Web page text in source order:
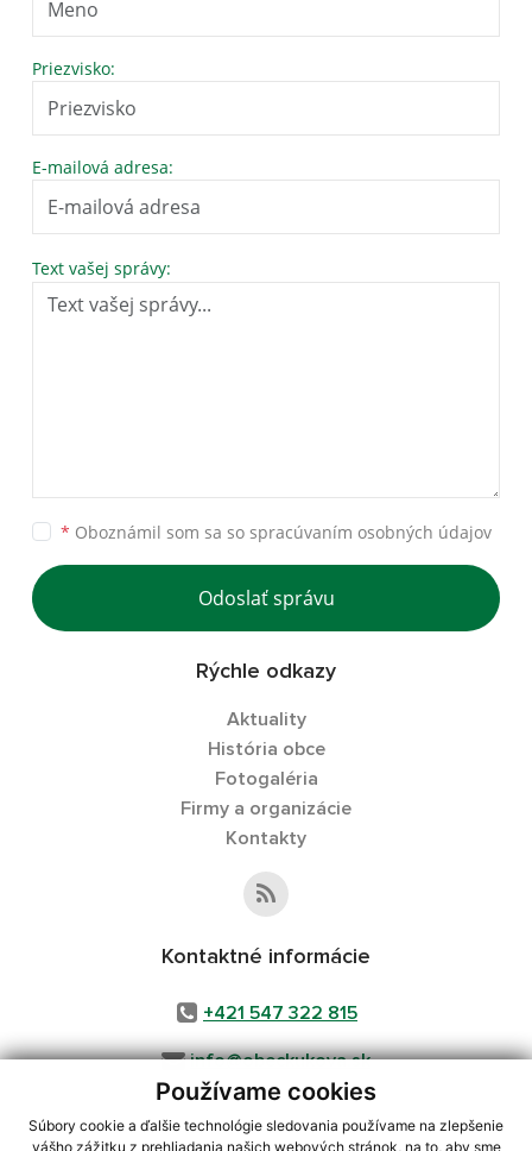
Používame cookies
Súbory cookie a ďalšie technológie sledovania používame na zlepšenie
vášho zážitku z prehliadania našich webových stránok, na to, aby sme
Priezvisko:
E-mailová adresa:
Text vašej správy:
* Oboznámil som sa so spracúvaním osobných údajov
Odoslať správu
Rýchle odkazy
Aktuality
História obce
Fotogaléria
Firmy a organizácie
Kontakty
Kontaktné informácie
+421 547 322 815
info@obeckukova.sk